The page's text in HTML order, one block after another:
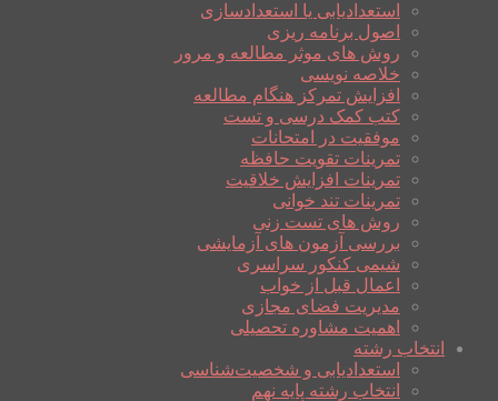
استعدادیابی یا استعدادسازی
اصول برنامه ریزی
روش های موثر مطالعه و مرور
خلاصه نویسی
افزایش تمرکز هنگام مطالعه
کتب کمک درسی و تست
موفقیت در امتحانات
تمرینات تقویت حافظه
تمرینات افزایش خلاقیت
تمرینات تند خوانی
روش های تست زنی
بررسی آزمون های آزمایشی
شیمی کنکور سراسری
اعمال قبل از خواب
مدیریت فضای مجازی
اهمیت مشاوره تحصیلی
انتخاب رشته
استعدادیابی و شخصیت‌شناسی
انتخاب رشته پایه نهم